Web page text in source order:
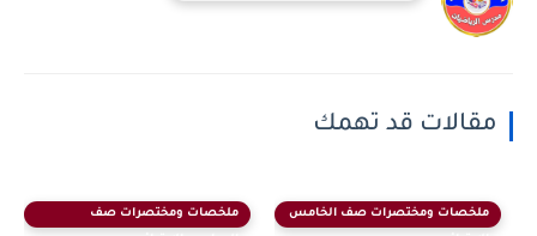
مقالات قد تهمك
ملخصات ومختصرات صف الخامس
ملخصات ومختصرات صف